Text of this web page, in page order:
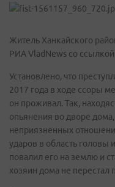
Житель Ханкайского
РИА VladNews со ссылкой
Установлено, что
2017 года в ходе ссоры
он проживал. Так,
опьянения во дворе
неприязненных
ударов в область головы
повалил его на землю и
хозяин дома не перестал